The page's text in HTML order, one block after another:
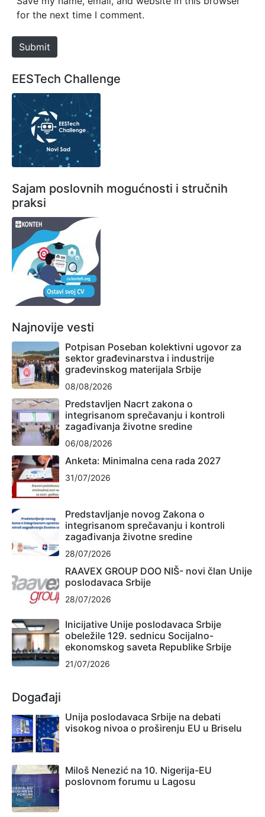
e
for the next time I comment.
Submit
EESTech Challenge
Sajam poslovnih mogućnosti i stručnih
praksi
Najnovije vesti
Potpisan Poseban kolektivni ugovor za
sektor građevinarstva i industrije
građevinskog materijala Srbije
08/08/2026
Predstavljen Nacrt zakona o
integrisanom sprečavanju i kontroli
zagađivanja životne sredine
06/08/2026
Anketa: Minimalna cena rada 2027
31/07/2026
Predstavljanje novog Zakona o
integrisanom sprečavanju i kontroli
zagađivanja životne sredine
28/07/2026
RAAVEX GROUP DOO NIŠ- novi član Unije
poslodavaca Srbije
28/07/2026
Inicijative Unije poslodavaca Srbije
obeležile 129. sednicu Socijalno-
ekonomskog saveta Republike Srbije
21/07/2026
Događaji
Unija poslodavaca Srbije na debati
visokog nivoa o proširenju EU u Briselu
Miloš Nenezić na 10. Nigerija-EU
poslovnom forumu u Lagosu